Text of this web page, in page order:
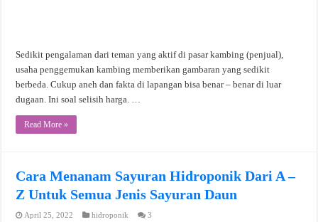
Sedikit pengalaman dari teman yang aktif di pasar kambing (penjual),
usaha penggemukan kambing memberikan gambaran yang sedikit
berbeda. Cukup aneh dan fakta di lapangan bisa benar – benar di luar
dugaan. Ini soal selisih harga. …
Read More »
Cara Menanam Sayuran Hidroponik Dari A –
Z Untuk Semua Jenis Sayuran Daun
April 25, 2022 hidroponik 3